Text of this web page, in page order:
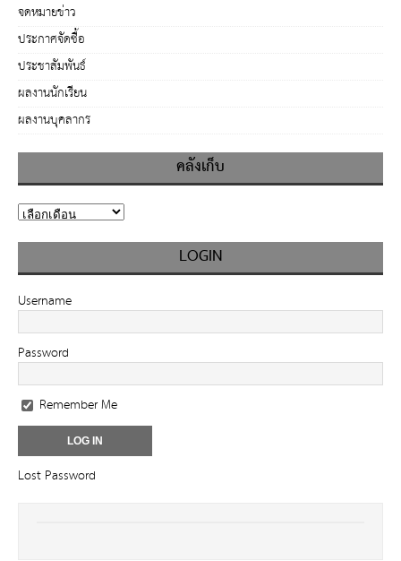
จดหมายข่าว
ประกาศจัดซื้อ
ประชาสัมพันธ์
ผลงานนักเรียน
ผลงานบุคลากร
คลังเก็บ
LOGIN
Username
Password
Remember Me
Lost Password